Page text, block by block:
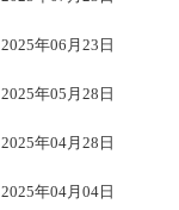
2025年06月23日
2025年05月28日
2025年04月28日
2025年04月04日